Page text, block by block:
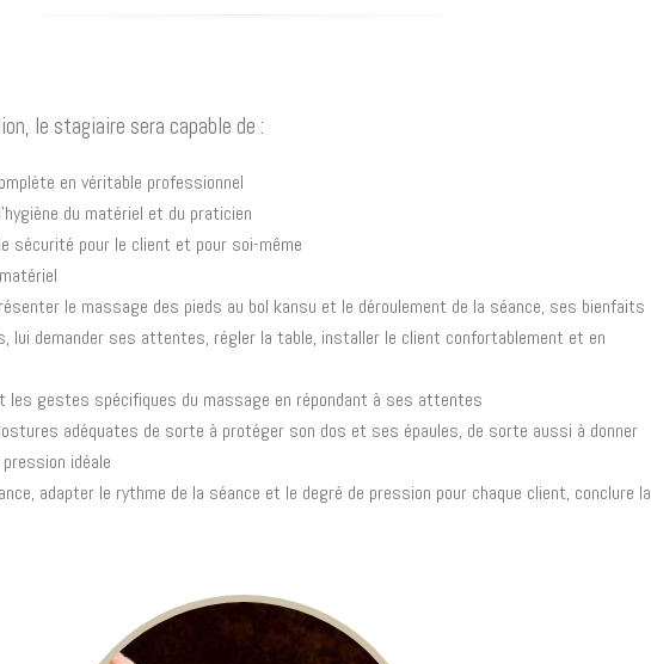
le stagiaire sera capable de :
en véritable professionnel
du matériel et du praticien
sécurité pour le client et pour soi-même
le massage des pieds au bol kansu et le déroulement de la séance, ses bienfaits
lui demander ses attentes, régler la table, installer le client confortablement et en
les gestes spécifiques du massage en répondant à ses attentes
adéquates de sorte à protéger son dos et ses épaules, de sorte aussi à donner
idéale
adapter le rythme de la séance et le degré de pression pour chaque client, conclure la